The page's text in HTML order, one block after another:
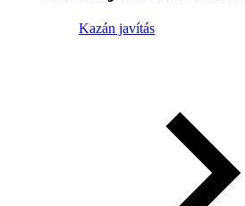
Kazán javítás